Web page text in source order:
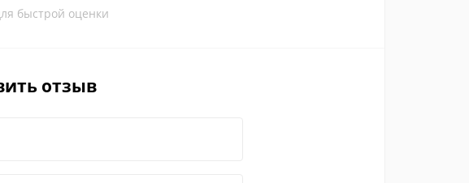
быстрой оценки
отзыв